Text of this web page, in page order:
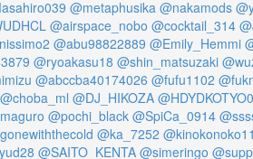
@metaphusika @nakamods
@airspace_nobo @cocktail_314
@abu98822889 @Emily_Hemmi
@ryoakasu18 @shin_matsuzaki
@abccba40174026 @fufu1102
@choba_ml @DJ_HIKOZA
@pochi_black @SpiCa_0914
@ka_7252
@SAITO_KENTA @simeringo